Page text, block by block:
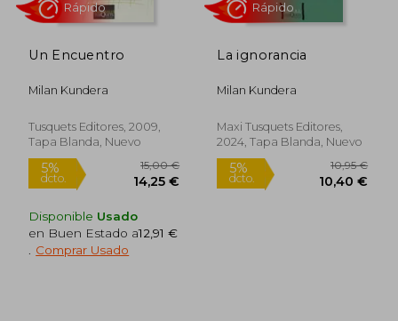
Un Encuentro
Milan Kundera
Tusquets Editores, 2009,
Tapa Blanda, Nuevo
Disponible Usado
en Buen Estado a12,91 €
Comprar Usado
La ignorancia
Milan Kundera
Maxi Tusquets Editores,
2024, Tapa Blanda, Nuevo